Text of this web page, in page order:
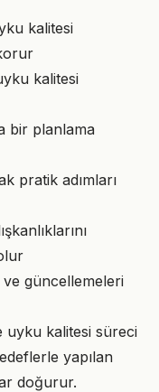
kalitesi
kalitesi
bir planlama
pratik adımları
ve güncellemeleri
uyku kalitesi süreci
yapılan
doğurur.